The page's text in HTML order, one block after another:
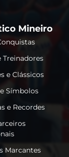
Mineiro
Treinadores
e Clássicos
Símbolos
e Recordes
Marcantes